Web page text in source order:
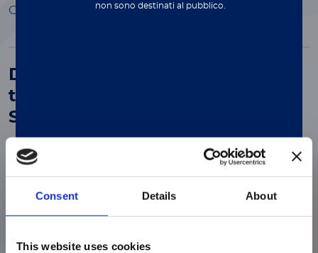
Consent Details About
This website uses cookies
non sono destinati al pubblico.
Open Preview
Dual Reporter Functionality of
the xMAP INTELLIFLEX DR-SE
System